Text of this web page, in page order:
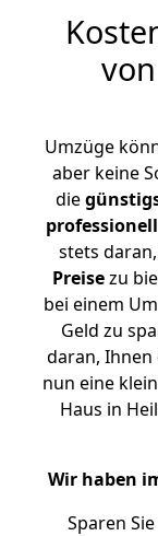
Umzüge
aber keine
die
stets
Preisezu
bei einem
Geld zu
daran, Ihnen
nun eine
Haus in
Wir haben
Sparen